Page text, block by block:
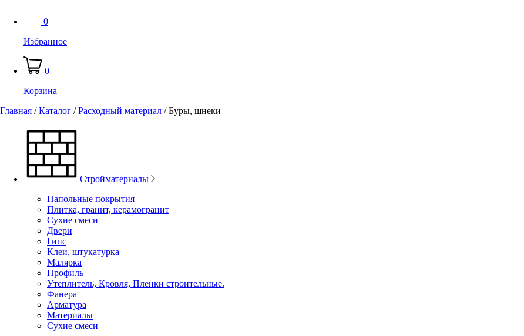
0
Избранное
0
Корзина
Главная /Каталог /Расходный материал /Буры, шнеки
Стройматериалы
Напольные покрытия
Плитка, гранит, керамогранит
Сухие смеси
Двери
Гипс
Клеи, штукатурка
Малярка
Профиль
Утеплитель, Кровля, Пленки строительные.
Фанера
Арматура
Материалы
Сухие смеси